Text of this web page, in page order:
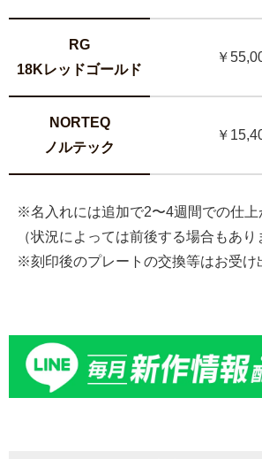
RG
18Kレッドゴールド
￥
NORTEQ
ノルテック
￥
※名入れには追加で2〜4週間での仕上
（状況によっては前後する場合もあり
※刻印後のプレートの交換等はお受け